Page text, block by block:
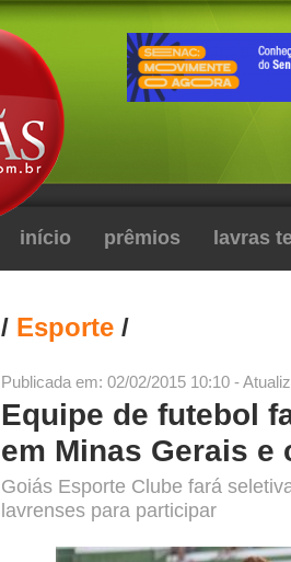
início prêmios lavras
/ Esporte /
Publicada em: 02/02/2015 10:10 -
Equipe de futebol
em Minas Gerais
Goiás Esporte Clube fará
lavrenses para participar